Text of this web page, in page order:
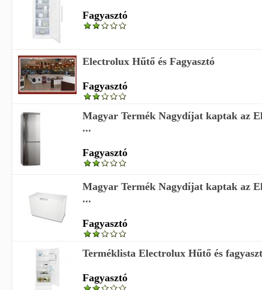
Fagyasztó
Electrolux Hűtő és Fagyasztó
Fagyasztó
Magyar Termék Nagydíjat kaptak az
...
Fagyasztó
Magyar Termék Nagydíjat kaptak az
...
Fagyasztó
Terméklista Electrolux Hűtő és
Fagyasztó